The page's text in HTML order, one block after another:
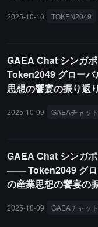
2025-10-10 TOKEN2049
GAEA Chat シンガ
Token2049 グロー
思想の饗宴の振り返り
2025-10-09 GAEAチャット
GAEA Chat シンガ
—— Token2049 グロ
の産業思想の饗宴の
2025-10-09 GAEAチャット